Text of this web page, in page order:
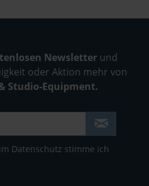
Newsletter und
oder Aktion mehr von
Studio-Equipment.
Datenschutz stimme ich